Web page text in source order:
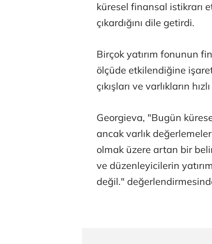
küresel finansal istikrarı
çıkardığını dile getirdi.
Birçok yatırım fonunun
ölçüde etkilendiğine
çıkışları ve varlıkların
Georgieva, "Bugün
ancak varlık
olmak üzere artan bir
ve düzenleyicilerin
değil."